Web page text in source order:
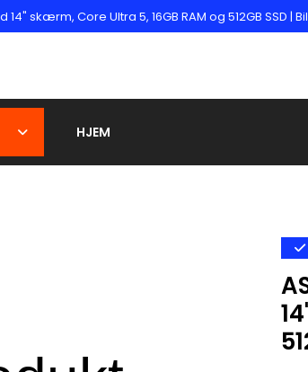
skærm, Core Ultra 5, 16GB RAM og 512GB SSD |
HJEM